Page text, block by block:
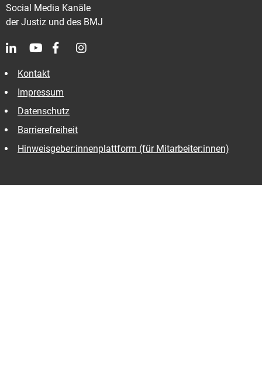
Social Media Kanäle
der Justiz und des BMJ
Kontakt
Impressum
Datenschutz
Barrierefreiheit
Hinweisgeber:innenplattform (für Mitarbeiter:innen)